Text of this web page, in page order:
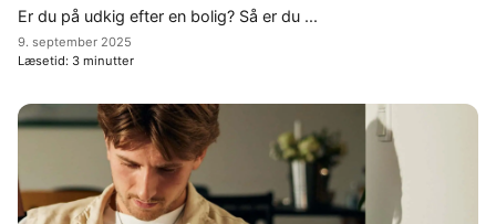
Er du på udkig efter en bolig? Så er du ...
9. september 2025
Læsetid: 3 minutter